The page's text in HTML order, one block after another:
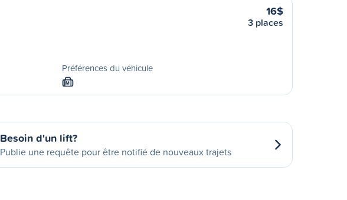
Préférences du véhicule
M
16$
3 places
Besoin d'un lift?
Publie une requête pour être notifié de nouveaux trajets